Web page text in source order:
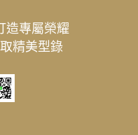
專屬榮耀
精美型錄